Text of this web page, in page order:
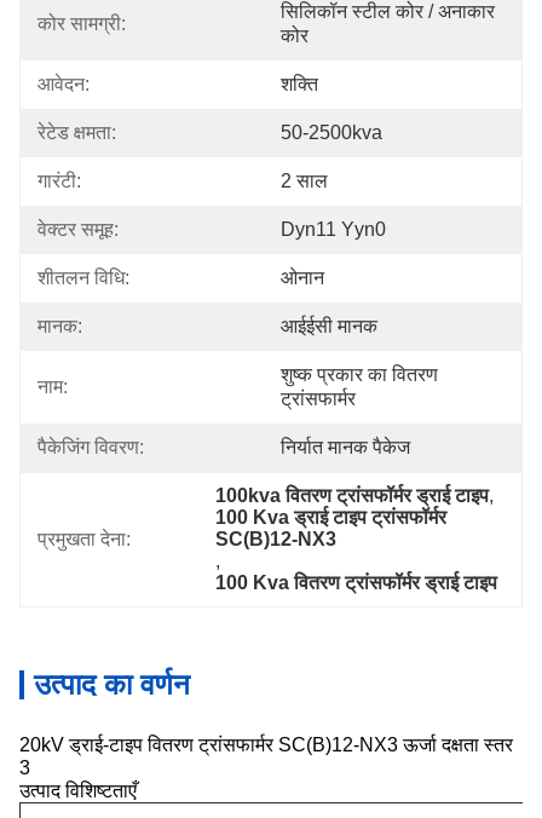
कोर सामग्री:
सिलिकॉन स्टील कोर / अनाकार
कोर
आवेदन: शक्ति
रेटेड क्षमता: 50-2500kva
गारंटी: 2 साल
वेक्टर समूह: Dyn11 Yyn0
शीतलन विधि: ओनान
मानक: आईईसी मानक
नाम:
शुष्क प्रकार का वितरण
ट्रांसफार्मर
पैकेजिंग विवरण: निर्यात मानक पैकेज
प्रमुखता देना:
100kva वितरण ट्रांसफॉर्मर ड्राई टाइप,
100 Kva ड्राई टाइप ट्रांसफॉर्मर
SC(B)12-NX3
,
100 Kva वितरण ट्रांसफॉर्मर ड्राई टाइप
उत्पाद का वर्णन
20kV ड्राई-टाइप वितरण ट्रांसफार्मर SC(B)12-NX3 ऊर्जा दक्षता स्तर
3
उत्पाद विशिष्टताएँ